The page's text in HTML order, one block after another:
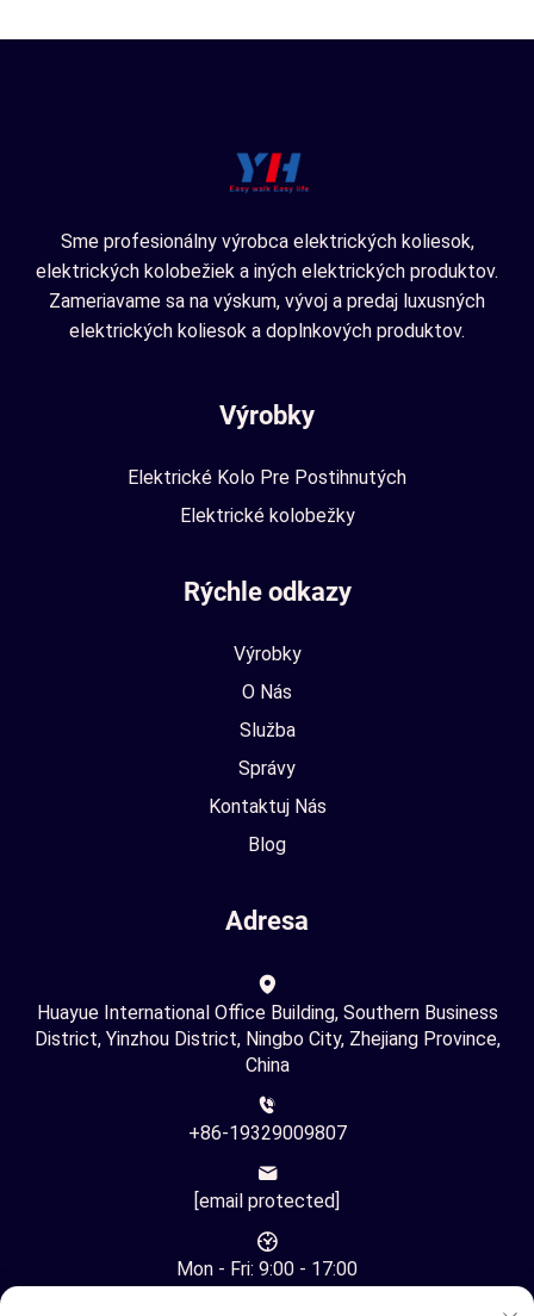
Sme profesionálny výrobca elektrických koliesok,
elektrických kolobežiek a iných elektrických produktov.
Zameriavame sa na výskum, vývoj a predaj luxusných
elektrických koliesok a doplnkových produktov.
Výrobky
Elektrické Kolo Pre Postihnutých
Elektrické kolobežky
Rýchle odkazy
Výrobky
O Nás
Služba
Správy
Kontaktuj Nás
Blog
Adresa
Huayue International Office Building, Southern Business
District, Yinzhou District, Ningbo City, Zhejiang Province,
China
+86-19329009807
[email protected]
Mon - Fri: 9:00 - 17:00